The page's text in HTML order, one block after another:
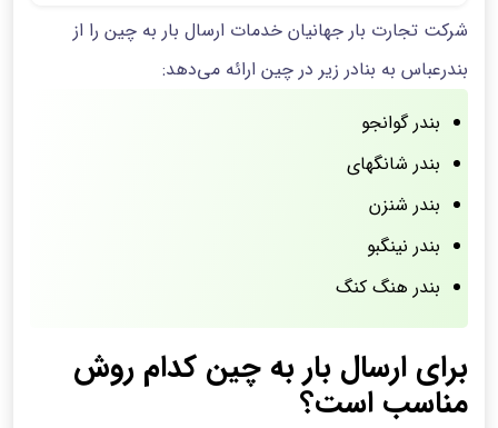
شرکت تجارت بار جهانیان خدمات ارسال بار به چین را از
بندرعباس به بنادر زیر در چین ارائه می‌دهد:
بندر گوانجو
بندر شانگهای
بندر شنزن
بندر نینگبو
بندر هنگ کنگ
برای ارسال بار به چین کدام روش
مناسب است؟